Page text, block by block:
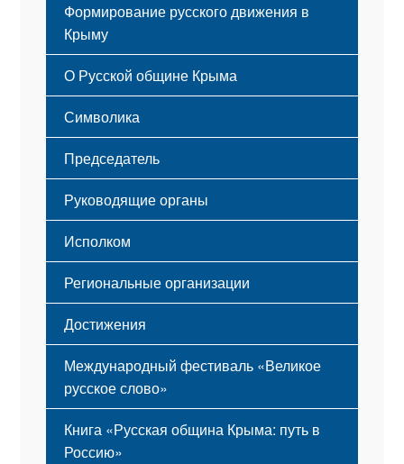
Формирование русского движения в
Крыму
Русский Крым
О Русской общине Крыма
Этапы становления
Принципы деятельности
Структура
Мероприятия
Символика
Флаг
Герб
Гимн
Председатель
Руководящие органы
Исполком
Региональные организации
Достижения
Международный фестиваль «Великое
русское слово»
Книга «Русская община Крыма: путь в
Россию»